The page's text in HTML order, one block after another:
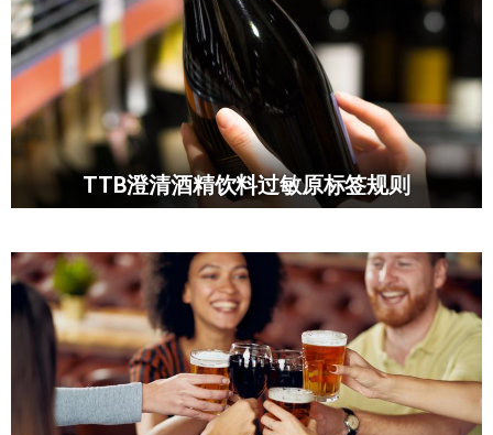
TTB澄清酒精饮料过敏原标签规则